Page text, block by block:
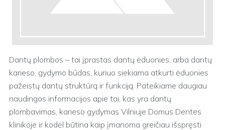
Dantų plombos – tai įprastas dantų ėduonies, arba dantų
karieso, gydymo būdas, kuriuo siekiama atkurti ėduonies
pažeistų dantų struktūrą ir funkciją. Pateikiame daugiau
naudingos informacijos apie tai, kas yra dantų
plombavimas, karieso gydymas Vilniuje Domus Dentes
klinikoje ir kodėl būtina kaip įmanoma greičiau išspręsti